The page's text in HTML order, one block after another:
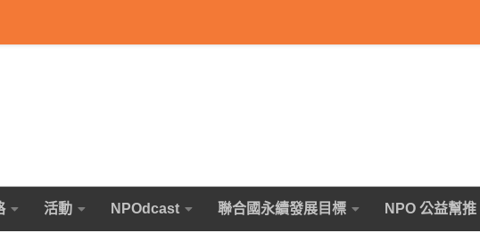
活動 NPOdcast 聯合國永續發展目標 NPO 公益幫推